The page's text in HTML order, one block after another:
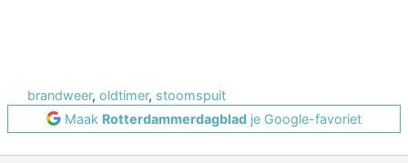
brandweer, oldtimer, stoomspuit
Maak Rotterdammerdagblad je Google-favoriet